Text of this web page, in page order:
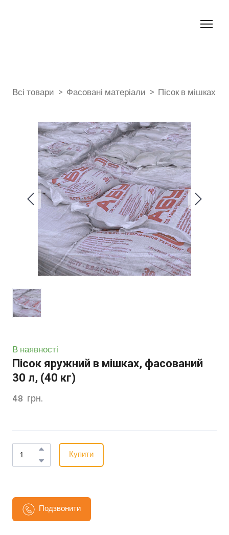
Всі товари Фасовані матеріали Пісок в мішках
В наявності
Пісок яружний в мішках, фасований
30 л, (40 кг)
48  грн.
Купити
Подзвонити